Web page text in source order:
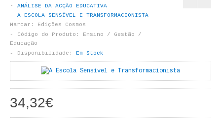
LIVROS DE PINTAR
INFANTO - JUVENIL
ANTROPOLOGIA E SOCIOLOGIA
COLEÇÃO RAÍZES
ARQUITECTURA
ANÁLISE DA ACÇÃO EDUCATIVA
A ESCOLA SENSÍVEL E TRANSFORMACIONISTA
Marcar:
Edições Cosmos
Código do Produto:
Ensino / Gestão /
Educação
Disponibilidade:
Em Stock
34,32€